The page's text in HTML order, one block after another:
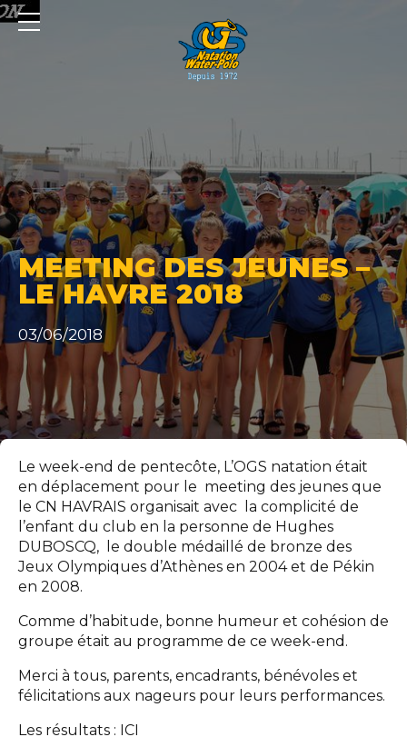
MEETING DES JEUNES –
LE HAVRE 2018
03/06/2018
Le week-end de pentecôte, L’OGS natation était
en déplacement pour le meeting des jeunes que
le CN HAVRAIS organisait avec la complicité de
l’enfant du club en la personne de Hughes
DUBOSCQ, le double médaillé de bronze des
Jeux Olympiques d’Athènes en 2004 et de Pékin
en 2008.
Comme d’habitude, bonne humeur et cohésion de
groupe était au programme de ce week-end.
Merci à tous, parents, encadrants, bénévoles et
félicitations aux nageurs pour leurs performances.
Les résultats : ICI
Panneau de gestion des cookies